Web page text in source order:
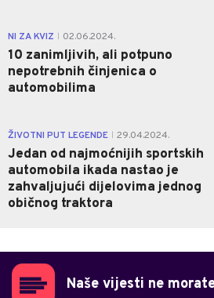
NI ZA KVIZ 02.06.2024.
10 zanimljivih, ali potpuno
nepotrebnih činjenica o
automobilima
ŽIVOTNI PUT LEGENDE 29.04.2024.
Jedan od najmoćnijih sportskih
automobila ikada nastao je
zahvaljujući dijelovima jednog
običnog traktora
Naše vijesti ne